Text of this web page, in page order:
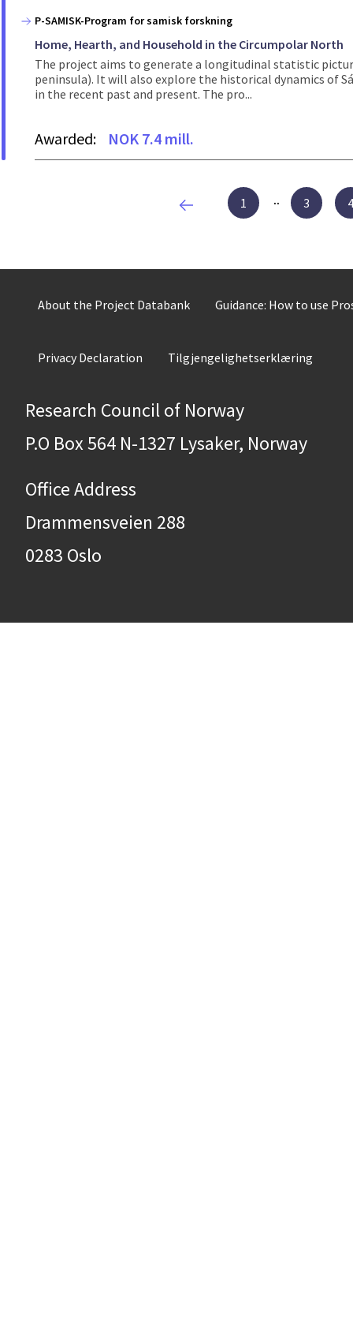
P-SAMISK-Program for samisk forskning
Home, Hearth, and Household in the Circumpolar North
The project aims to generate a longitudinal statistic
peninsula). It will also explore the historical dynamics of
in the recent past and present. The pro...
Awarded: NOK 7.4 mill.
1 3 4
About the Project Databank Guidance: How to use
Privacy Declaration Tilgjengelighetserklæring
Research Council of Norway
P.O Box 564 N-1327 Lysaker, Norway
Office Address
Drammensveien 288
0283 Oslo